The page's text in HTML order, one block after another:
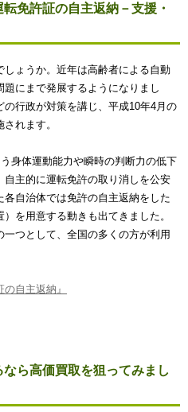
免許証の自主返納－支援・
ょうか。近年は高齢者による自動
にまで発展するようになりまし
行政が対策を講じ、平成10年4月の
れます。
身体運動能力や瞬時の判断力の低下
主的に運転免許の取り消しを公安
自治体では免許の自主返納をした
を用意する動きも出てきました。
つとして、全国の多くの方が利用
の自主返納』
ら高価買取を狙ってみまし